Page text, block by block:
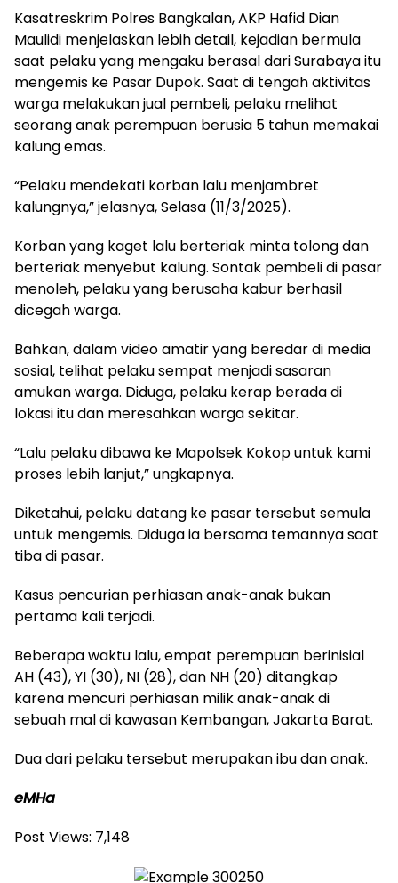
Kasatreskrim Polres Bangkalan, AKP Hafid Dian
Maulidi menjelaskan lebih detail, kejadian bermula
saat pelaku yang mengaku berasal dari Surabaya itu
mengemis ke Pasar Dupok. Saat di tengah aktivitas
warga melakukan jual pembeli, pelaku melihat
seorang anak perempuan berusia 5 tahun memakai
kalung emas.
“Pelaku mendekati korban lalu menjambret
kalungnya,” jelasnya, Selasa (11/3/2025).
Korban yang kaget lalu berteriak minta tolong dan
berteriak menyebut kalung. Sontak pembeli di pasar
menoleh, pelaku yang berusaha kabur berhasil
dicegah warga.
Bahkan, dalam video amatir yang beredar di media
sosial, telihat pelaku sempat menjadi sasaran
amukan warga. Diduga, pelaku kerap berada di
lokasi itu dan meresahkan warga sekitar.
“Lalu pelaku dibawa ke Mapolsek Kokop untuk kami
proses lebih lanjut,” ungkapnya.
Diketahui, pelaku datang ke pasar tersebut semula
untuk mengemis. Diduga ia bersama temannya saat
tiba di pasar.
Kasus pencurian perhiasan anak-anak bukan
pertama kali terjadi.
Beberapa waktu lalu, empat perempuan berinisial
AH (43), YI (30), NI (28), dan NH (20) ditangkap
karena mencuri perhiasan milik anak-anak di
sebuah mal di kawasan Kembangan, Jakarta Barat.
Dua dari pelaku tersebut merupakan ibu dan anak.
eMHa
Post Views: 7,148